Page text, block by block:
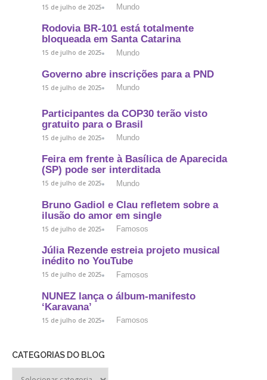
15 de julho de 2025 Mundo
Rodovia BR-101 está totalmente
bloqueada em Santa Catarina
15 de julho de 2025 Mundo
Governo abre inscrições para a PND
15 de julho de 2025 Mundo
Participantes da COP30 terão visto
gratuito para o Brasil
15 de julho de 2025 Mundo
Feira em frente à Basílica de Aparecida
(SP) pode ser interditada
15 de julho de 2025 Mundo
Bruno Gadiol e Clau refletem sobre a
ilusão do amor em single
15 de julho de 2025 Famosos
Júlia Rezende estreia projeto musical
inédito no YouTube
15 de julho de 2025 Famosos
NUNEZ lança o álbum-manifesto
‘Karavana’
15 de julho de 2025 Famosos
CATEGORIAS DO BLOG